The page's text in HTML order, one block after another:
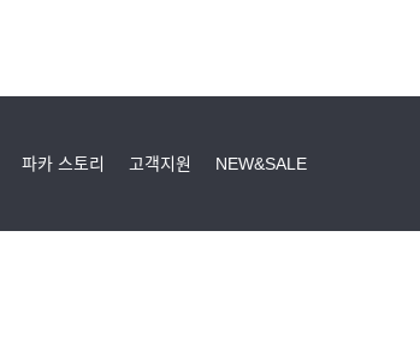
파카 스토리 고객지원 NEW&SALE